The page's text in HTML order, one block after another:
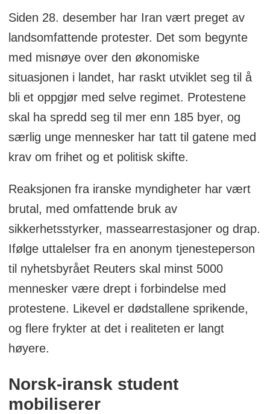
Siden 28. desember har Iran vært preget av
landsomfattende protester. Det som begynte
med misnøye over den økonomiske
situasjonen i landet, har raskt utviklet seg til å
bli et oppgjør med selve regimet. Protestene
skal ha spredd seg til mer enn 185 byer, og
særlig unge mennesker har tatt til gatene med
krav om frihet og et politisk skifte.
Reaksjonen fra iranske myndigheter har vært
brutal, med omfattende bruk av
sikkerhetsstyrker, massearrestasjoner og drap.
Ifølge uttalelser fra en anonym tjenesteperson
til nyhetsbyrået Reuters skal minst 5000
mennesker være drept i forbindelse med
protestene. Likevel er dødstallene sprikende,
og flere frykter at det i realiteten er langt
høyere.
Norsk-iransk student
mobiliserer